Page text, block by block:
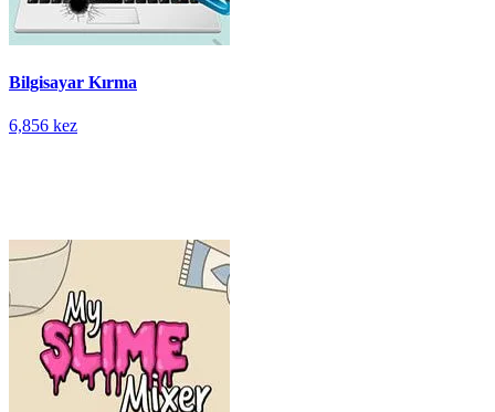
Bilgisayar Kırma
6,856 kez